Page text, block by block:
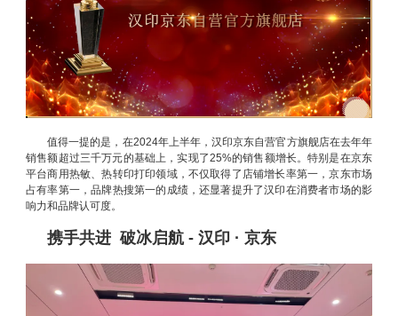
值得一提的是，在2024年上半年，汉印京东自营官方旗舰店在去年年
销售额超过三千万元的基础上，实现了25%的销售额增长。特别是在京东
平台商用热敏、热转印打印领域，不仅取得了店铺增长率第一，京东市场
占有率第一，品牌热搜第一的成绩，还显著提升了汉印在消费者市场的影
响力和品牌认可度。
携手共进 破冰启航 - 汉印 · 京东